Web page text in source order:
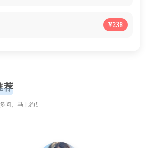
¥238
荐
问，马上约！